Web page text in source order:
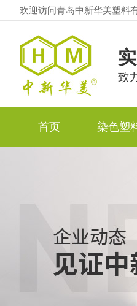
欢迎访问青岛中新华美塑料
致
首页 染色塑